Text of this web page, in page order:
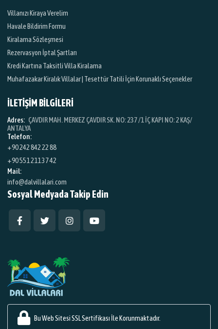
Villanızı Kiraya Verelim
Havale Bildirim Formu
Kiralama Sözleşmesi
Rezervasyon İptal Şartları
Kredi Kartına Taksitli Villa Kiralama
Muhafazakar Kiralık Villalar | Tesettür Tatili İçin Korunaklı Seçenekler
İLETİŞİM BİLGİLERİ
Adres: ÇAVDIR MAH. MERKEZ ÇAVDIR SK. NO: 237 /1 İÇ KAPI NO: 2 KAŞ/
ANTALYA
Telefon:
+90 242 842 22 88
+90 551 211 37 42
Mail:
info@dalvillalari.com
Sosyal Medyada Takip Edin
Bu Web Sitesi SSL Sertifikası İle Korunmaktadır.